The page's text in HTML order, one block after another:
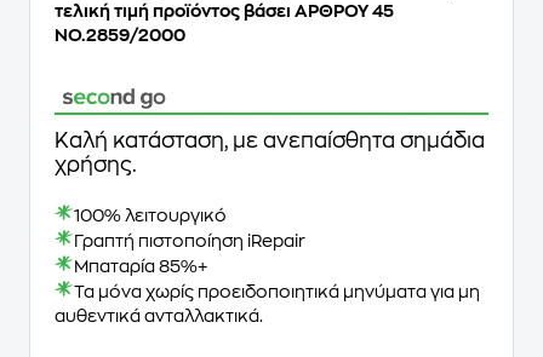
τελική τιμή προϊόντος βάσει ΑΡΘΡΟΥ 45
ΝΟ.2859/2000
Καλή κατάσταση, με ανεπαίσθητα σημάδια
χρήσης.
100% λειτουργικό
Γραπτή πιστοποίηση iRepair
Μπαταρία 85%+
Τα μόνα χωρίς προειδοποιητικά μηνύματα για μη
αυθεντικά ανταλλακτικά.